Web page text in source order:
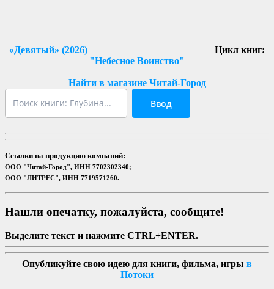
«Девятый» (2026)
Цикл книг:
"Небесное Воинство"
Найти в магазине Читай-Город
Ввод
Ссылки на продукцию компаний:
ООО "Читай-Город", ИНН 7702302340;
ООО "ЛИТРЕС", ИНН 7719571260.
Нашли опечатку, пожалуйста, сообщите!
Выделите текст и нажмите CTRL+ENTER.
Опубликуйте свою идею для книги, фильма, игры в
Потоки